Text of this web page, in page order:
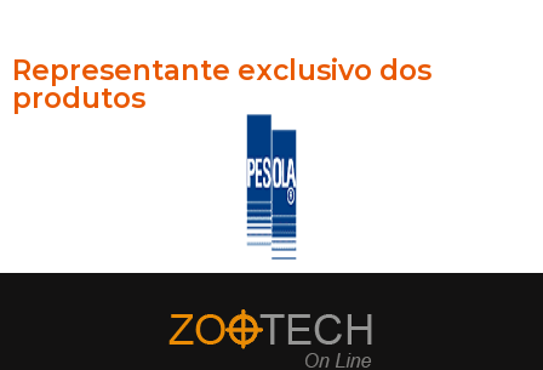
Representante exclusivo dos
produtos